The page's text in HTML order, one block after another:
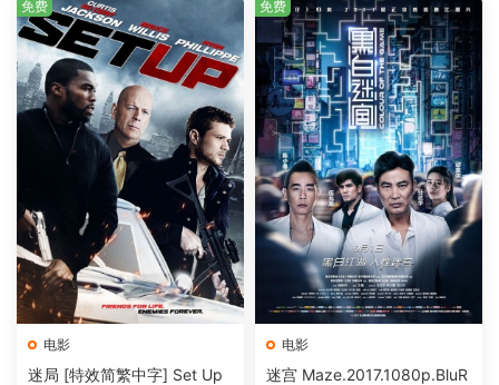
电影
迷局 [特效简繁中字] Set Up
免费
电影
迷宫 Maze.2017.1080p.BluR
免费